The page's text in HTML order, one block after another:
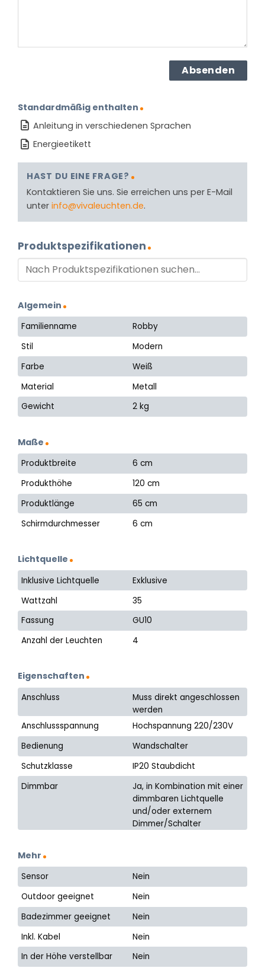
Standardmäßig enthalten
Anleitung in verschiedenen Sprachen
Energieetikett
HAST DU EINE FRAGE?
Kontaktieren Sie uns. Sie erreichen uns per E-Mail
unter info@vivaleuchten.de.
Produktspezifikationen
Algemein
Familienname
Robby
Stil
Modern
Farbe
Weiß
Material
Metall
Gewicht
2 kg
Maße
Produktbreite
6 cm
Produkthöhe
120 cm
Produktlänge
65 cm
Schirmdurchmesser
6 cm
Lichtquelle
Inklusive Lichtquelle
Exklusive
Wattzahl
35
Fassung
GU10
Anzahl der Leuchten
4
Eigenschaften
Anschluss
Muss direkt angeschlossen
werden
Anschlussspannung
Hochspannung 220/230V
Bedienung
Wandschalter
Schutzklasse
IP20 Staubdicht
Dimmbar
Ja, in Kombination mit einer
dimmbaren Lichtquelle
und/oder externem
Dimmer/Schalter
Mehr
Sensor
Nein
Outdoor geeignet
Nein
Badezimmer geeignet
Nein
Inkl. Kabel
Nein
In der Höhe verstellbar
Nein